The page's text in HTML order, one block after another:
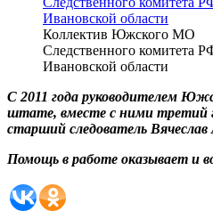
Коллектив Южского МО
Следственного комитета
Ивановской области
С 2011 года руководителем
штате, вместе с ними третий
старший следователь
Помощь в работе оказывает и